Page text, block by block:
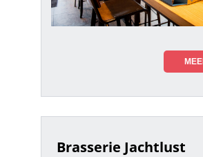
Brasserie Jachtlust